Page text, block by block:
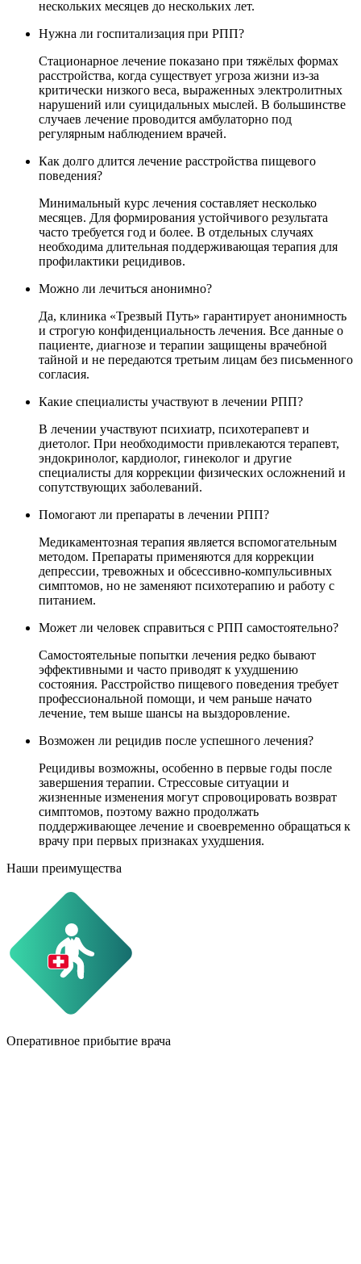
нескольких месяцев до нескольких лет.
Нужна ли госпитализация при РПП?
Стационарное лечение показано при тяжёлых формах
расстройства, когда существует угроза жизни из-за
критически низкого веса, выраженных электролитных
нарушений или суицидальных мыслей. В большинстве
случаев лечение проводится амбулаторно под
регулярным наблюдением врачей.
Как долго длится лечение расстройства пищевого
поведения?
Минимальный курс лечения составляет несколько
месяцев. Для формирования устойчивого результата
часто требуется год и более. В отдельных случаях
необходима длительная поддерживающая терапия для
профилактики рецидивов.
Можно ли лечиться анонимно?
Да, клиника «Трезвый Путь» гарантирует анонимность
и строгую конфиденциальность лечения. Все данные о
пациенте, диагнозе и терапии защищены врачебной
тайной и не передаются третьим лицам без письменного
согласия.
Какие специалисты участвуют в лечении РПП?
В лечении участвуют психиатр, психотерапевт и
диетолог. При необходимости привлекаются терапевт,
эндокринолог, кардиолог, гинеколог и другие
специалисты для коррекции физических осложнений и
сопутствующих заболеваний.
Помогают ли препараты в лечении РПП?
Медикаментозная терапия является вспомогательным
методом. Препараты применяются для коррекции
депрессии, тревожных и обсессивно-компульсивных
симптомов, но не заменяют психотерапию и работу с
питанием.
Может ли человек справиться с РПП самостоятельно?
Самостоятельные попытки лечения редко бывают
эффективными и часто приводят к ухудшению
состояния. Расстройство пищевого поведения требует
профессиональной помощи, и чем раньше начато
лечение, тем выше шансы на выздоровление.
Возможен ли рецидив после успешного лечения?
Рецидивы возможны, особенно в первые годы после
завершения терапии. Стрессовые ситуации и
жизненные изменения могут спровоцировать возврат
симптомов, поэтому важно продолжать
поддерживающее лечение и своевременно обращаться к
врачу при первых признаках ухудшения.
Наши преимущества
Оперативное прибытие врача